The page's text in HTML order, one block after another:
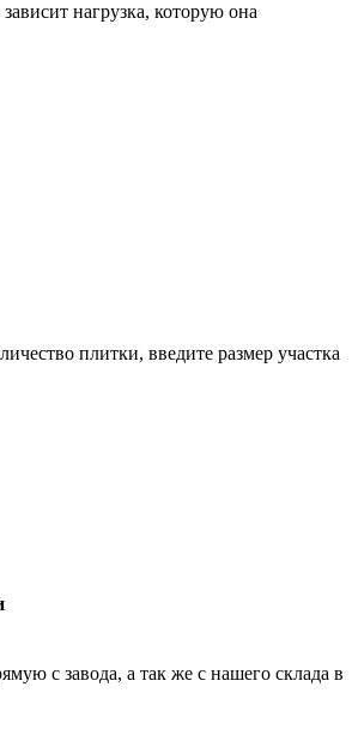
нагрузка, которую она
плитки, введите размер участка
с завода, а так же с нашего склада в